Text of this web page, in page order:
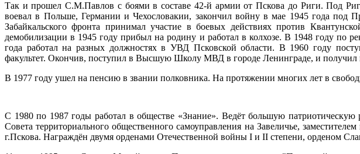
Так и прошел С.М.Павлов с боями в составе 42-й армии от Пскова до Риги. Под
воевал в Польше, Германии и Чехословакии, закончил войну в мае 1945 года под
Забайкальского фронта принимал участие в боевых действиях против
демобилизации в 1945 году прибыл на родину и работал в колхозе. В 1948 году по
года работал на разных должностях в УВД Псковской области. В 1960 году
факультет. Окончив, поступил в Высшую Школу МВД в городе Ленинграде, и получил
В 1977 году ушел на пенсию в звании полковника. На протяжении многих лет в
С 1980 по 1987 годы работал в обществе «Знание». Ведёт большую
Совета территориального общественного самоуправления на Завеличье,
г.Пскова. Награждён двумя орденами Отечественной войны I и II степени, орденом